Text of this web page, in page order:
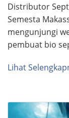
Distributor
Semesta
mengunjungi
pembuat bio
Lihat